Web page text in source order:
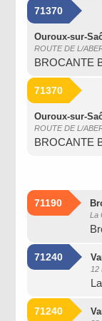
71370
Ouroux-sur-
ROUTE DE L/
BROCANTE
71370
Ouroux-sur-
ROUTE DE L/
BROCANTE
71190
La
71240
12
71240